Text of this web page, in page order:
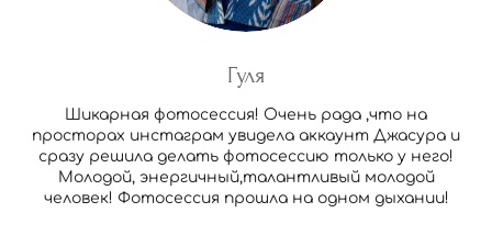
Гуля
Шикарная фотосессия! Очень рада ,что на
просторах инстаграм увидела аккаунт Джасура и
сразу решила делать фотосессию только у него!
Молодой, энергичный,талантливый молодой
человек! Фотосессия прошла на одном дыхании!